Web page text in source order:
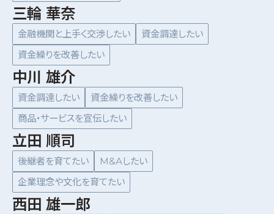
三輪 華奈
金融機関と上手く交渉したい
資金調達したい
資金繰りを改善したい
中川 雄介
資金調達したい
資金繰りを改善したい
商品・サービスを宣伝したい
立田 順司
後継者を育てたい
M&Aしたい
企業理念や文化を育てたい
西田 雄一郎